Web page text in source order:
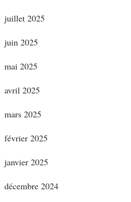
juillet 2025
juin 2025
mai 2025
avril 2025
mars 2025
février 2025
janvier 2025
décembre 2024